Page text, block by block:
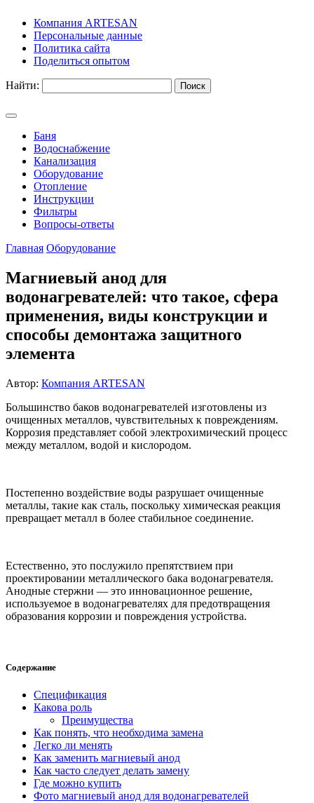
Компания ARTESAN
Персональные данные
Политика сайта
Поделиться опытом
Найти:
Баня
Водоснабжение
Канализация
Оборудование
Отопление
Инструкции
Фильтры
Вопросы-ответы
Главная Оборудование
Магниевый анод для
водонагревателей: что такое, сфера
применения, виды конструкции и
способы демонтажа защитного
элемента
Автор: Компания ARTESAN
Большинство баков водонагревателей изготовлены из
очищенных металлов, чувствительных к повреждениям.
Коррозия представляет собой электрохимический процесс
между металлом, водой и кислородом.
Постепенно воздействие воды разрушает очищенные
металлы, такие как сталь, поскольку химическая реакция
превращает металл в более стабильное соединение.
Естественно, это послужило препятствием при
проектировании металлического бака водонагревателя.
Анодные стержни — это инновационное решение,
используемое в водонагревателях для предотвращения
образования коррозии и повреждения устройства.
Содержание
Спецификация
Какова роль
Преимущества
Как понять, что необходима замена
Легко ли менять
Как заменить магниевый анод
Как часто следует делать замену
Где можно купить
Фото магниевый анод для водонагревателей